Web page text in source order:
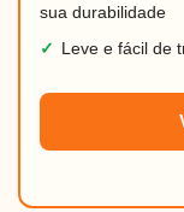
sua durabilidade
✓
Leve e fácil de